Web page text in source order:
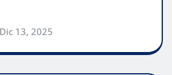
Dic 13, 2025